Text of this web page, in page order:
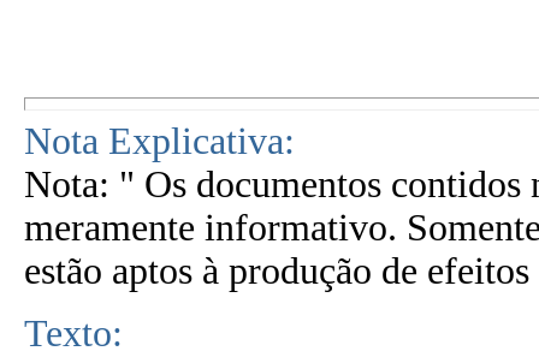
Nota Explicativa:
Nota: " Os documentos contidos
meramente informativo.
estão aptos à produção de
Texto: